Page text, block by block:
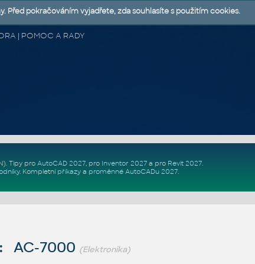
| POMOC A RADY
. Tipy pro AutoCAD 2027, pro Inventor 2027a pro Revit 2027.
. Kompletní příkazya proměnné AutoCADu 2027.
AC-7000 (Elektronika)
Před pokračováním vyjadřete, zda souhlasíte s použitím cookies.